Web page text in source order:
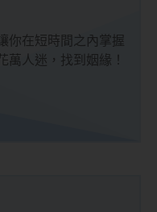
你在短時間之內掌握
萬人迷，找到姻緣！